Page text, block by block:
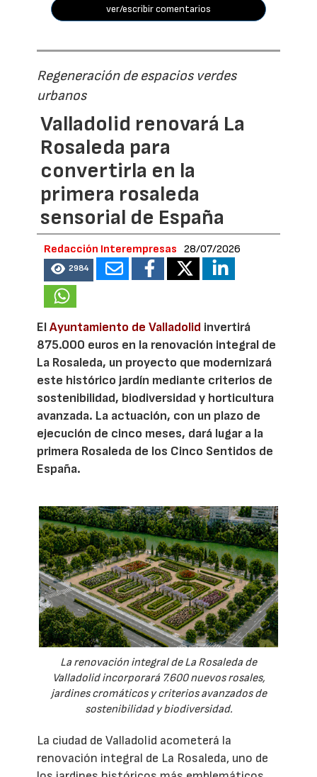
ver/escribir comentarios
Regeneración de espacios verdes
urbanos
Valladolid renovará La
Rosaleda para
convertirla en la
primera rosaleda
sensorial de España
Redacción Interempresas 28/07/2026
2984
ElAyuntamiento de Valladolid invertirá
875.000 euros en la renovación integral de
La Rosaleda, un proyecto que modernizará
este histórico jardín mediante criterios de
sostenibilidad, biodiversidad y horticultura
avanzada. La actuación, con un plazo de
ejecución de cinco meses, dará lugar a la
primera Rosaleda de los Cinco Sentidos de
España.
La renovación integral de La Rosaleda de
Valladolid incorporará 7.600 nuevos rosales,
jardines cromáticos y criterios avanzados de
sostenibilidad y biodiversidad.
La ciudad de Valladolid acometerá la
renovación integral de La Rosaleda, uno de